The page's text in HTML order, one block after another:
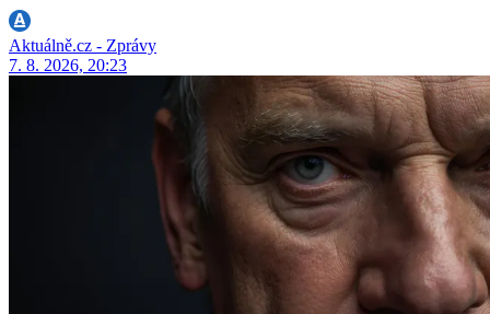
Aktuálně.cz - Zprávy
7. 8. 2026, 20:23